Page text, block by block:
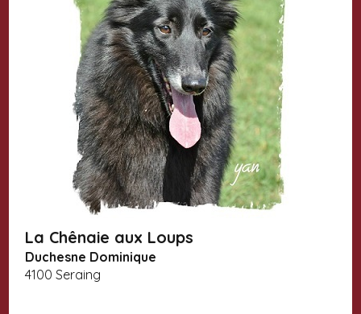
La Chênaie aux Loups
Duchesne Dominique
4100 Seraing